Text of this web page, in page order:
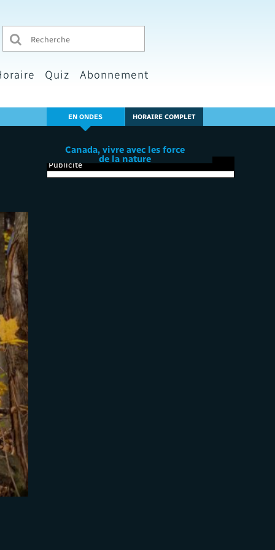
Quiz Abonnement
EN ONDES HORAIRE COMPLET
Canada, vivre avec les force
de la nature
Publicité